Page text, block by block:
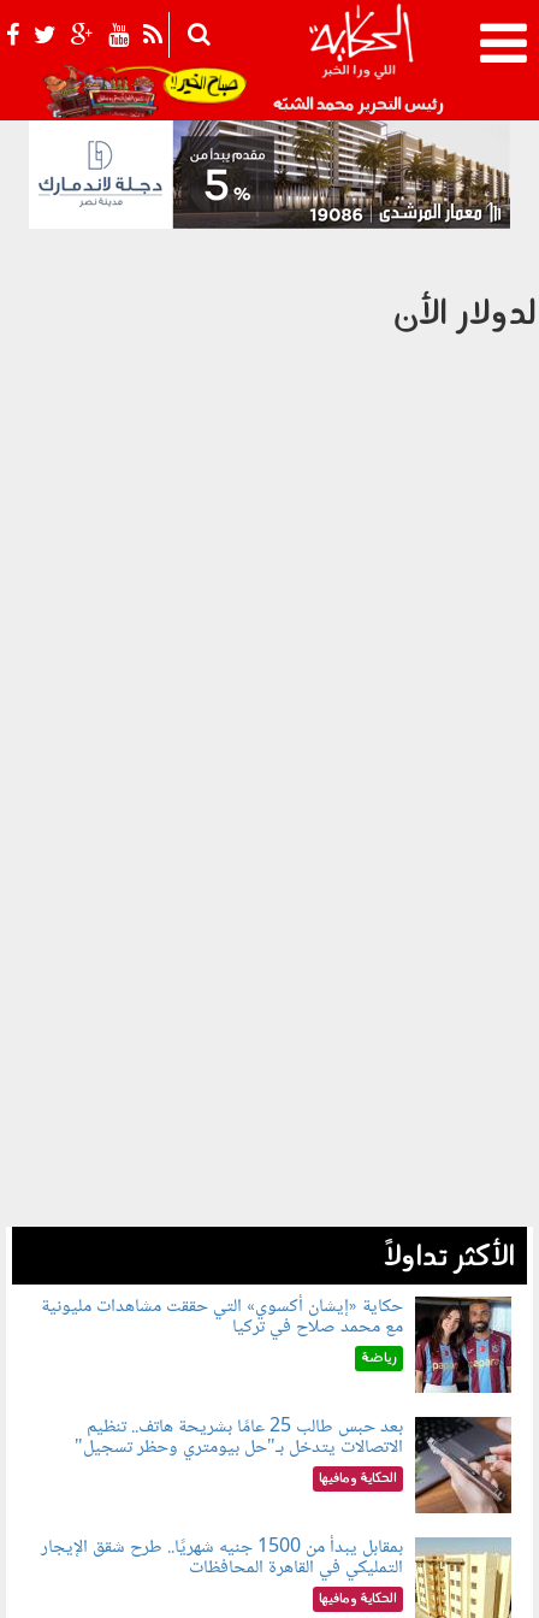
رئيس التحرير محمد الشبّه 021_2.png
الأن
الأكثر تداولاً
080802.jpg
حكاية «إيشان أكسوي» التي حققت مشاهدات مليونية
مع محمد صلاح في تركيا
رياضة
080803.jpg
بعد حبس طالب 25 عامًا بشريحة هاتف.. تنظيم
الاتصالات يتدخل بـ"حل بيومتري وحظر تسجيل"
الحكاية ومافيها
080801.jpg
بمقابل يبدأ من 1500 جنيه شهريًا.. طرح شقق الإيجار
التمليكي في القاهرة المحافظات
الحكاية ومافيها